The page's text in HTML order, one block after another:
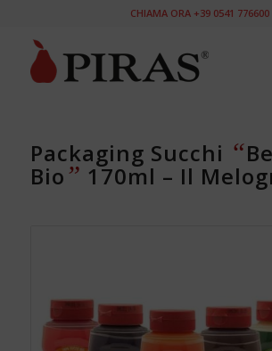
CHIAMA ORA +39 0541 776600
Packaging Succhi “
Bio” 170ml – Il